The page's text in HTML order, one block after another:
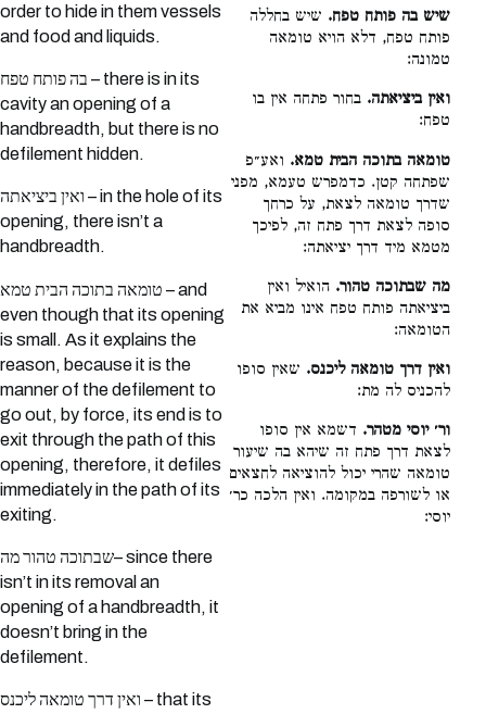
order to hide in them vessels
and food and liquids.
בה פותח טפח – there is in its
cavity an opening of a
handbreadth, but there is no
defilement hidden.
ואין ביציאתה – in the hole of its
opening, there isn’t a
handbreadth.
טומאה בתוכה הבית טמא – and
even though that its opening
is small. As it explains the
reason, because it is the
manner of the defilement to
go out, by force, its end is to
exit through the path of this
opening, therefore, it defiles
immediately in the path of its
exiting.
שבתוכה טהור מה– since there
isn’t in its removal an
opening of a handbreadth, it
doesn’t bring in the
defilement.
ואין דרך טומאה ליכנס – that its
שיש בה פותח טפח. שיש בחללה
פותח טפח, דלא הויא טומאה
טמונה:
ואין ביציאתה. בחור פתחה אין בו
טפח:
טומאה בתוכה הבית טמא. ואע״פ
שפתחה קטן. כדמפרש טעמא, מפני
שדרך טומאה לצאת, על כרחך
סופה לצאת דרך פתח זה, לפיכך
מטמא מיד דרך יציאתה:
מה שבתוכה טהור. הואיל ואין
ביציאתה פותח טפח אינו מביא את
הטומאה:
ואין דרך טומאה ליכנס. שאין סופו
להכניס לה מת:
ור׳ יוסי מטהר. דשמא אין סופו
לצאת דרך פתח זה שיהא בה שיעור
טומאה שהרי יכול להוציאה לחצאים
או לשורפה במקומה. ואין הלכה כר׳
יוסי: